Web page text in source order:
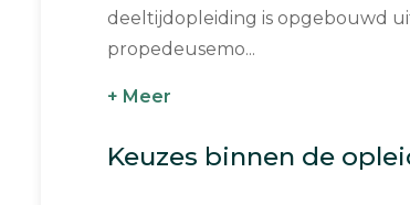
deeltijdopleiding is opgebouwd
propedeusemo...
+ Meer
Keuzes binnen de